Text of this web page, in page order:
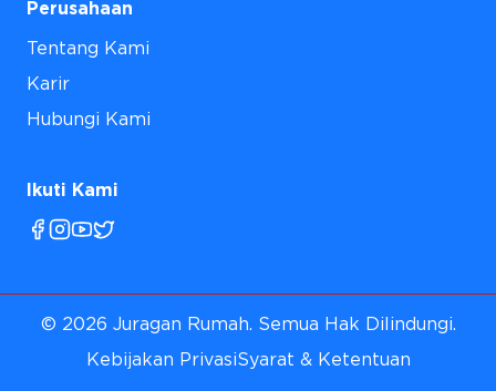
Perusahaan
Tentang Kami
Karir
Hubungi Kami
Ikuti Kami
© 2026 Juragan Rumah. Semua Hak Dilindungi.
Kebijakan PrivasiSyarat & Ketentuan